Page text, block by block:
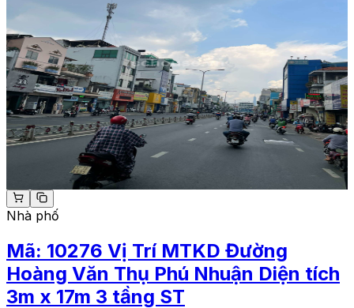
Nhà phố
Mã: 10276 Vị Trí MTKD Đường
Hoàng Văn Thụ Phú Nhuận Diện tích
3m x 17m 3 tầng ST